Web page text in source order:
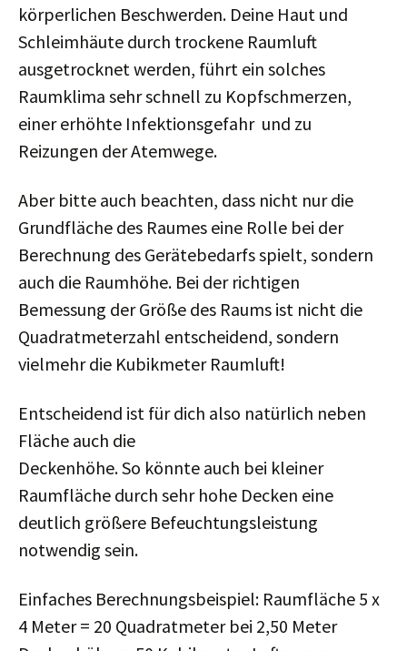
körperlichen Beschwerden. Deine Haut und
Schleimhäute durch trockene Raumluft
ausgetrocknet werden, führt ein solches
Raumklima sehr schnell zu Kopfschmerzen,
einer erhöhte Infektionsgefahr und zu
Reizungen der Atemwege.
Aber bitte auch beachten, dass nicht nur die
Grundfläche des Raumes eine Rolle bei der
Berechnung des Gerätebedarfs spielt, sondern
auch die Raumhöhe. Bei der richtigen
Bemessung der Größe des Raums ist nicht die
Quadratmeterzahl entscheidend, sondern
vielmehr die Kubikmeter Raumluft!
Entscheidend ist für dich also natürlich neben
Fläche auch die
Deckenhöhe. So könnte auch bei kleiner
Raumfläche durch sehr hohe Decken eine
deutlich größere Befeuchtungsleistung
notwendig sein.
Einfaches Berechnungsbeispiel: Raumfläche 5 x
4 Meter = 20 Quadratmeter bei 2,50 Meter